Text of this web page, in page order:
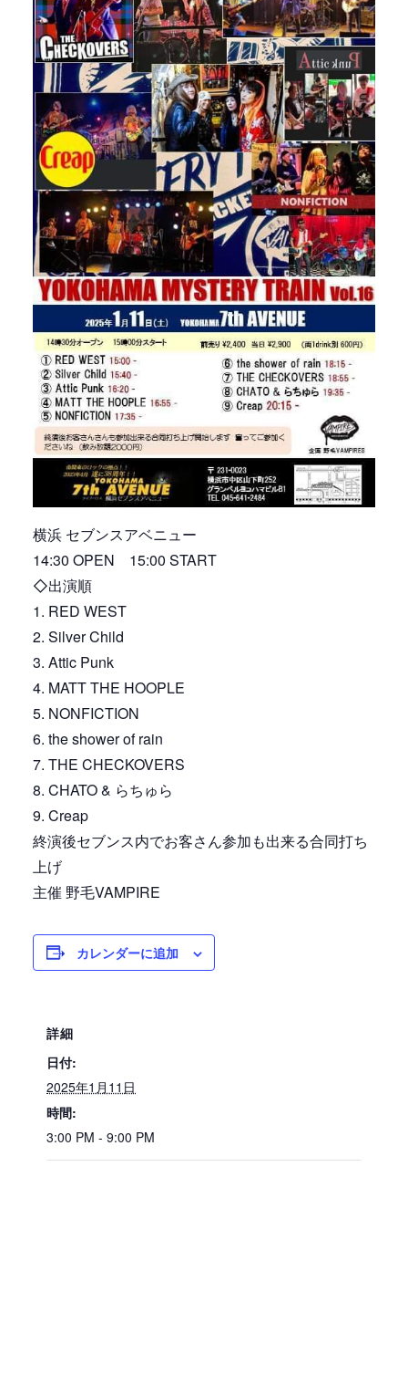
横浜 セブンスアベニュー
14:30 OPEN 15:00 START
◇出演順
1. RED WEST
2. Silver Child
3. Attic Punk
4. MATT THE HOOPLE
5. NONFICTION
6. the shower of rain
7. THE CHECKOVERS
8. CHATO & らちゅら
9. Creap
終演後セブンス内でお客さん参加も出来る合同打ち
上げ
主催 野毛VAMPIRE
カレンダーに追加
詳細
日付:
2025年1月11日
時間:
3:00 PM - 9:00 PM